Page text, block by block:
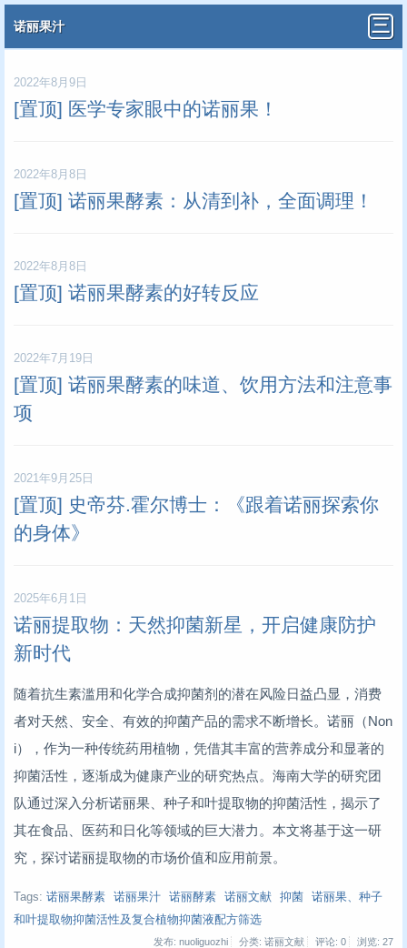
诺丽果汁
2022年8月9日
[置顶] 医学专家眼中的诺丽果！
2022年8月8日
[置顶] 诺丽果酵素：从清到补，全面调理！
2022年8月8日
[置顶] 诺丽果酵素的好转反应
2022年7月19日
[置顶] 诺丽果酵素的味道、饮用方法和注意事
项
2021年9月25日
[置顶] 史帝芬.霍尔博士：《跟着诺丽探索你
的身体》
2025年6月1日
诺丽提取物：天然抑菌新星，开启健康防护
新时代
随着抗生素滥用和化学合成抑菌剂的潜在风险日益凸显，消费
者对天然、安全、有效的抑菌产品的需求不断增长。诺丽（Non
i），作为一种传统药用植物，凭借其丰富的营养成分和显著的
抑菌活性，逐渐成为健康产业的研究热点。海南大学的研究团
队通过深入分析诺丽果、种子和叶提取物的抑菌活性，揭示了
其在食品、医药和日化等领域的巨大潜力。本文将基于这一研
究，探讨诺丽提取物的市场价值和应用前景。
Tags: 诺丽果酵素 诺丽果汁 诺丽酵素 诺丽文献 抑菌
诺丽果、种子
和叶提取物抑菌活性及复合植物抑菌液配方筛选
发布: nuoliguozhi 分类: 诺丽文献 评论: 0 浏览: 27